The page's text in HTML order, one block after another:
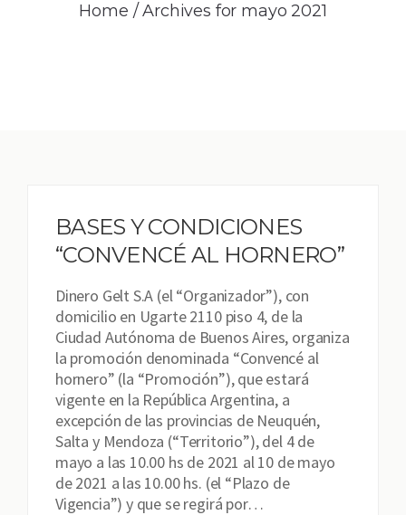
Home /Archives for mayo 2021
BASES Y CONDICIONES
“CONVENCÉ AL HORNERO”
Dinero Gelt S.A (el “Organizador”), con
domicilio en Ugarte 2110 piso 4, de la
Ciudad Autónoma de Buenos Aires, organiza
la promoción denominada “Convencé al
hornero” (la “Promoción”), que estará
vigente en la República Argentina, a
excepción de las provincias de Neuquén,
Salta y Mendoza (“Territorio”), del 4 de
mayo a las 10.00 hs de 2021 al 10 de mayo
de 2021 a las 10.00 hs. (el “Plazo de
Vigencia”) y que se regirá por…